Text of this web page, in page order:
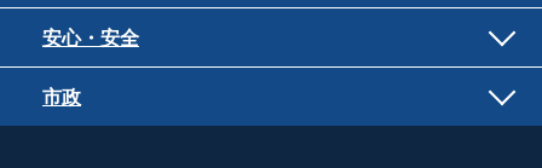
安心・安全
市政